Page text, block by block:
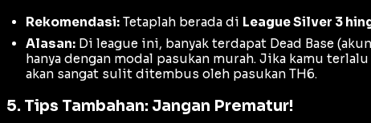
Rekomendasi: Tetaplah berada di League Silver 3
Alasan: Di league ini, banyak terdapat Dead Base
hanya dengan modal pasukan murah. Jika kamu
akan sangat sulit ditembus oleh pasukan TH6.
5. Tips Tambahan: Jangan Prematur!